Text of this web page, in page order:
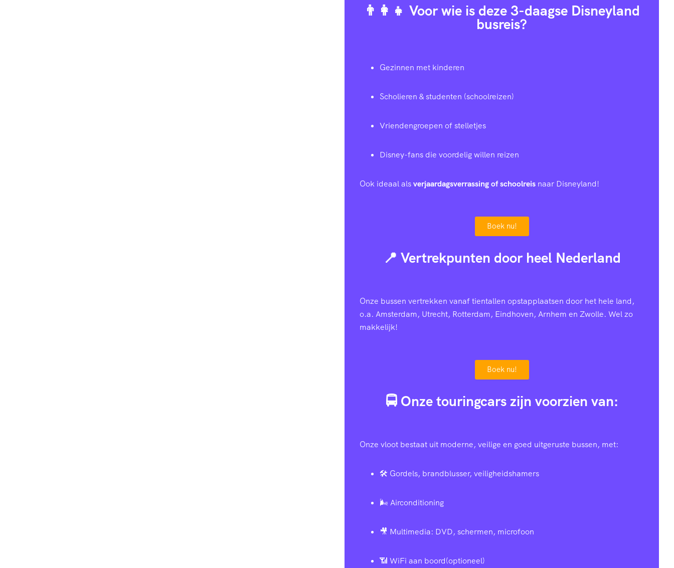
👨‍👩‍👧 Voor wie is deze 3-daagse Disneyland
busreis?
Gezinnen met kinderen
Scholieren & studenten (schoolreizen)
Vriendengroepen of stelletjes
Disney-fans die voordelig willen reizen
Ook ideaal alsverjaardagsverrassing of schoolreis naar Disneyland!
Boek nu!
📍 Vertrekpunten door heel Nederland
Onze bussen vertrekken vanaf tientallen opstapplaatsen door het hele land,
o.a. Amsterdam, Utrecht, Rotterdam, Eindhoven, Arnhem en Zwolle. Wel zo
makkelijk!
Boek nu!
🚍 Onze touringcars zijn voorzien van:
Onze vloot bestaat uit moderne, veilige en goed uitgeruste bussen, met:
🛠️ Gordels, brandblusser, veiligheidshamers
🌬️ Airconditioning
🎥 Multimedia: DVD, schermen, microfoon
📶 WiFi aan boord(optioneel)